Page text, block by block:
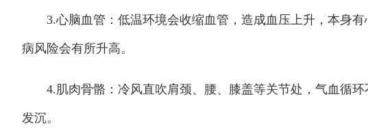
3.心脑血管：低温环境会收缩血管，造成血压上升，本身有
病风险会有所升高。
4.肌肉骨骼：冷风直吹肩颈、腰、膝盖等关节处，气血循环
发沉。